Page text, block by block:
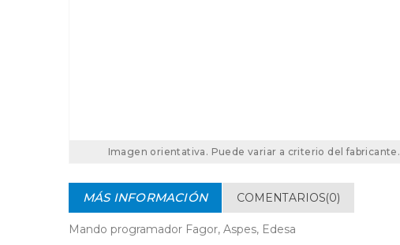
Imagen orientativa. Puede variar a criterio del fabricante.
MÁS INFORMACIÓN COMENTARIOS(0)
Mando programador Fagor, Aspes, Edesa